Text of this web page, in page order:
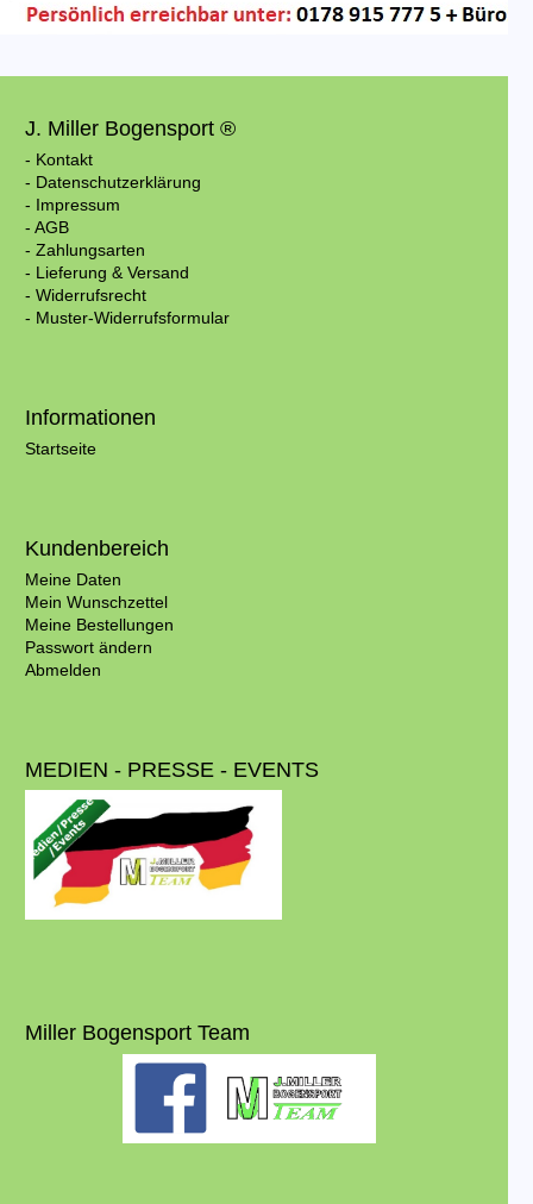
J. Miller Bogensport ®
- Kontakt
- Datenschutzerklärung
- Impressum
- AGB
- Zahlungsarten
- Lieferung & Versand
- Widerrufsrecht
- Muster-Widerrufsformular
Informationen
Startseite
Kundenbereich
Meine Daten
Mein Wunschzettel
Meine Bestellungen
Passwort ändern
Abmelden
MEDIEN - PRESSE - EVENTS
Miller Bogensport Team